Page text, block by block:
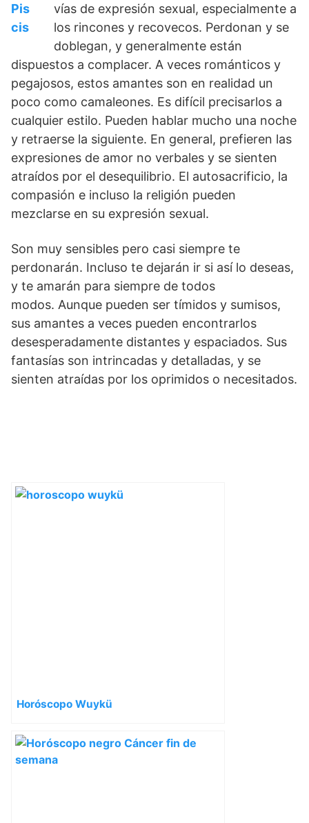
vías de expresión sexual, especialmente a
los rincones y recovecos. Perdonan y se
doblegan, y generalmente están
dispuestos a complacer. A veces románticos y
pegajosos, estos amantes son en realidad un
poco como camaleones. Es difícil precisarlos a
cualquier estilo. Pueden hablar mucho una noche
y retraerse la siguiente. En general, prefieren las
expresiones de amor no verbales y se sienten
atraídos por el desequilibrio. El autosacrificio, la
compasión e incluso la religión pueden
mezclarse en su expresión sexual.
Son muy sensibles pero casi siempre te
perdonarán. Incluso te dejarán ir si así lo deseas,
y te amarán para siempre de todos
modos. Aunque pueden ser tímidos y sumisos,
sus amantes a veces pueden encontrarlos
desesperadamente distantes y espaciados. Sus
fantasías son intrincadas y detalladas, y se
sienten atraídas por los oprimidos o necesitados.
Horóscopo Wuykü